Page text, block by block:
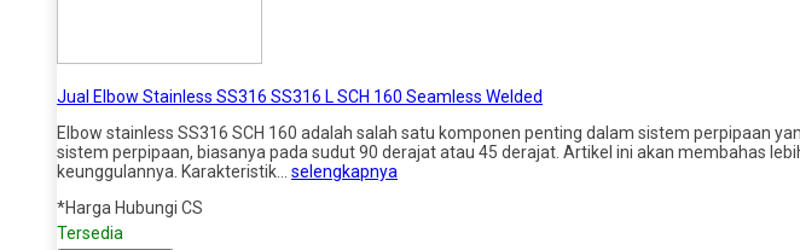
Jual Elbow Stainless SS316 SS316 L SCH 160 Seamless Welded
Elbow stainless SS316 SCH 160 adalah salah satu komponen penting dalam sistem perpipaan
sistem perpipaan, biasanya pada sudut 90 derajat atau 45 derajat. Artikel ini akan membahas
keunggulannya. Karakteristik… selengkapnya
*Harga Hubungi CS
Tersedia